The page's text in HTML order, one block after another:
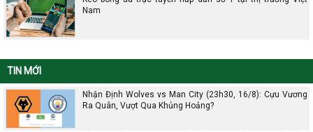
Nam
TIN MỚI
Nhận Định Wolves vs Man City (23h30, 16/8): Cựu Vương
Ra Quân, Vượt Qua Khủng Hoảng?